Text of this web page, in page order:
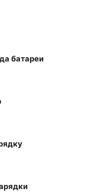
батареи